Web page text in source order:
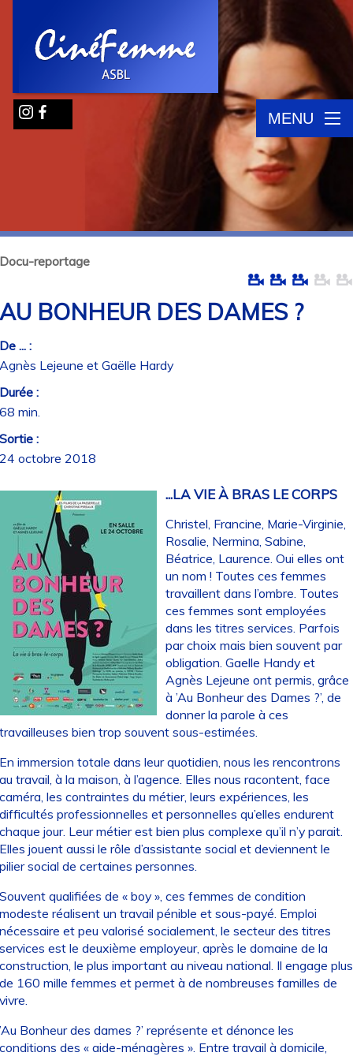
MENU
reportage
BONHEUR DES DAMES ?
... :
Lejeune et Gaëlle Hardy
:
min.
:
octobre 2018
...LA VIE À BRAS LE CORPS
Christel, Francine, Marie-Virginie,
Rosalie, Nermina, Sabine,
Béatrice, Laurence. Oui elles ont
un nom ! Toutes ces femmes
travaillent dans l’ombre. Toutes
ces femmes sont employées
dans les titres services. Parfois
par choix mais bien souvent par
obligation. Gaelle Handy et
Agnès Lejeune ont permis, grâce
à ’Au Bonheur des Dames ?’, de
donner la parole à ces
bien trop souvent sous-estimées.
immersion totale dans leur quotidien, nous les rencontrons
travail, à la maison, à l’agence. Elles nous racontent, face
les contraintes du métier, leurs expériences, les
professionnelles et personnelles qu’elles endurent
jour. Leur métier est bien plus complexe qu’il n’y parait.
jouent aussi le rôle d’assistante social et deviennent le
social de certaines personnes.
qualifiées de « boy », ces femmes de condition
réalisent un travail pénible et sous-payé. Emploi
et peu valorisé socialement, le secteur des titres
est le deuxième employeur, après le domaine de la
le plus important au niveau national. Il engage plus
160 mille femmes et permet à de nombreuses familles de
Bonheur des dames ?’ représente et dénonce les
des « aide-ménagères ». Entre travail à domicile,